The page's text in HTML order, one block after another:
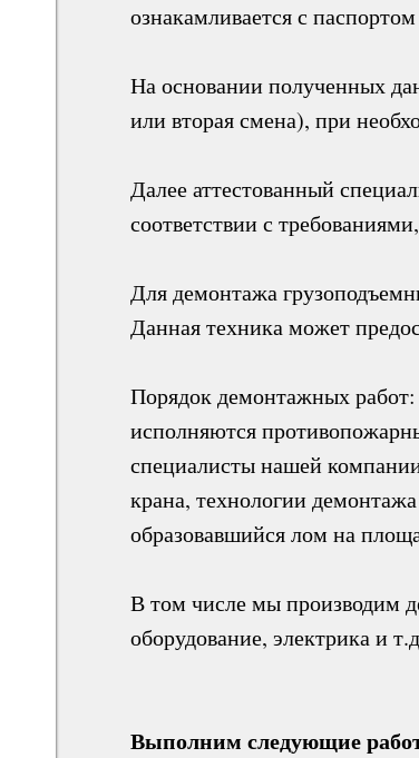
ознакамливается с
На основании полученных
или вторая смена), при
Далее аттестованный
соответствии с
Для демонтажа
Данная техника может
Порядок демонтажных работ:
исполняются
специалисты нашей
крана, технологии
образовавшийся лом на
В том числе мы производим
оборудование, электрика и
Выполним следующие